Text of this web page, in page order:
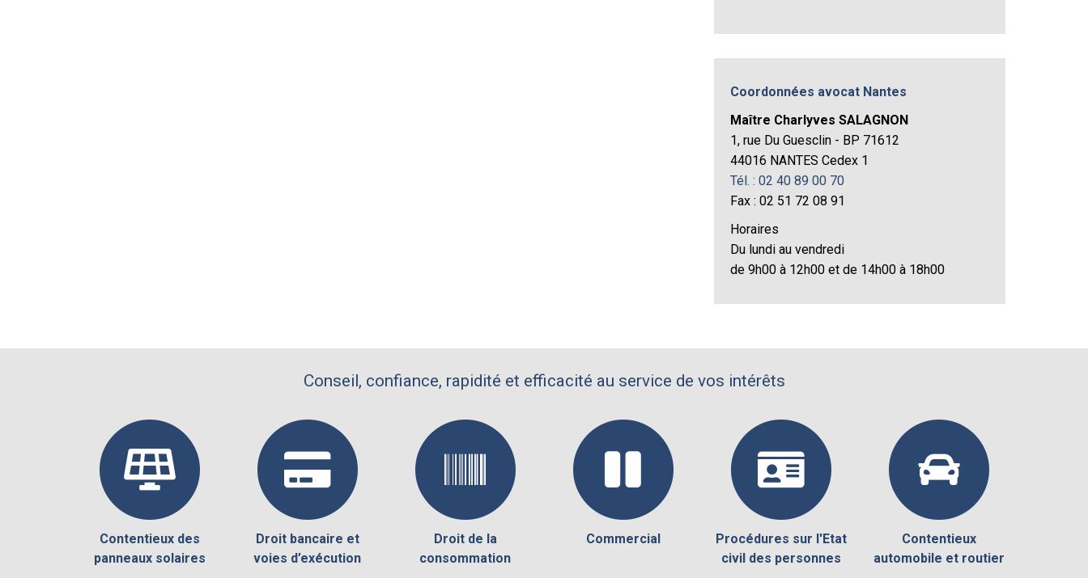
Coordonnées avocat Nantes
Maître Charlyves SALAGNON
1, rue Du Guesclin - BP 71612
44016 NANTES Cedex 1
Tél. : 02 40 89 00 70
Fax : 02 51 72 08 91
Horaires
Du lundi au vendredi
de 9h00 à 12h00 et de 14h00 à 18h00
Conseil, confiance, rapidité et efficacité au service de vos intérêts
Contentieux des
panneaux solaires
Droit bancaire et
voies d’exécution
Droit de la
consommation
Commercial
Procédures sur l'Etat
civil des personnes
Contentieux
automobile et routier